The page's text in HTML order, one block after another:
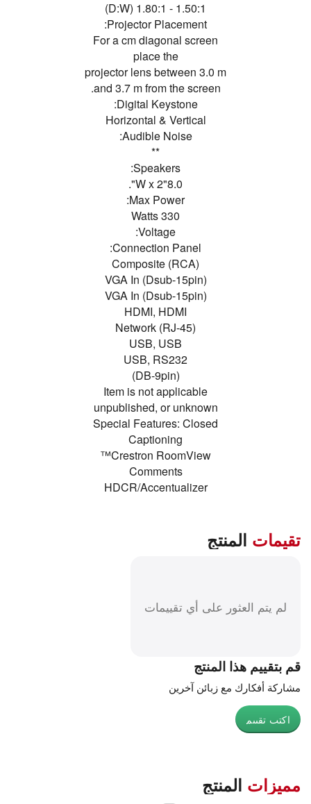
1.50:1 - 1.80:1 (D:W)
Projector Placement:
For a cm diagonal screen
place the
projector lens between 3.0 m
and 3.7 m from the screen.
Digital Keystone:
Horizontal & Vertical
Audible Noise:
**
Speakers:
8.0"W x 2".
Max Power:
330 Watts
Voltage:
Connection Panel:
Composite (RCA)
VGA In (Dsub-15pin)
VGA In (Dsub-15pin)
HDMI, HDMI
Network (RJ-45)
USB, USB
USB, RS232
(DB-9pin)
Item is not applicable
unpublished, or unknown
Special Features: Closed
Captioning
Crestron RoomView™
Comments
HDCR/Accentualizer
تقيمات المنتج
لم يتم العثور على أي تقييمات
قم بتقييم هذا المنتج
مشاركة أفكارك مع زبائن آخرين
اكتب تقييم
مميزات المنتج